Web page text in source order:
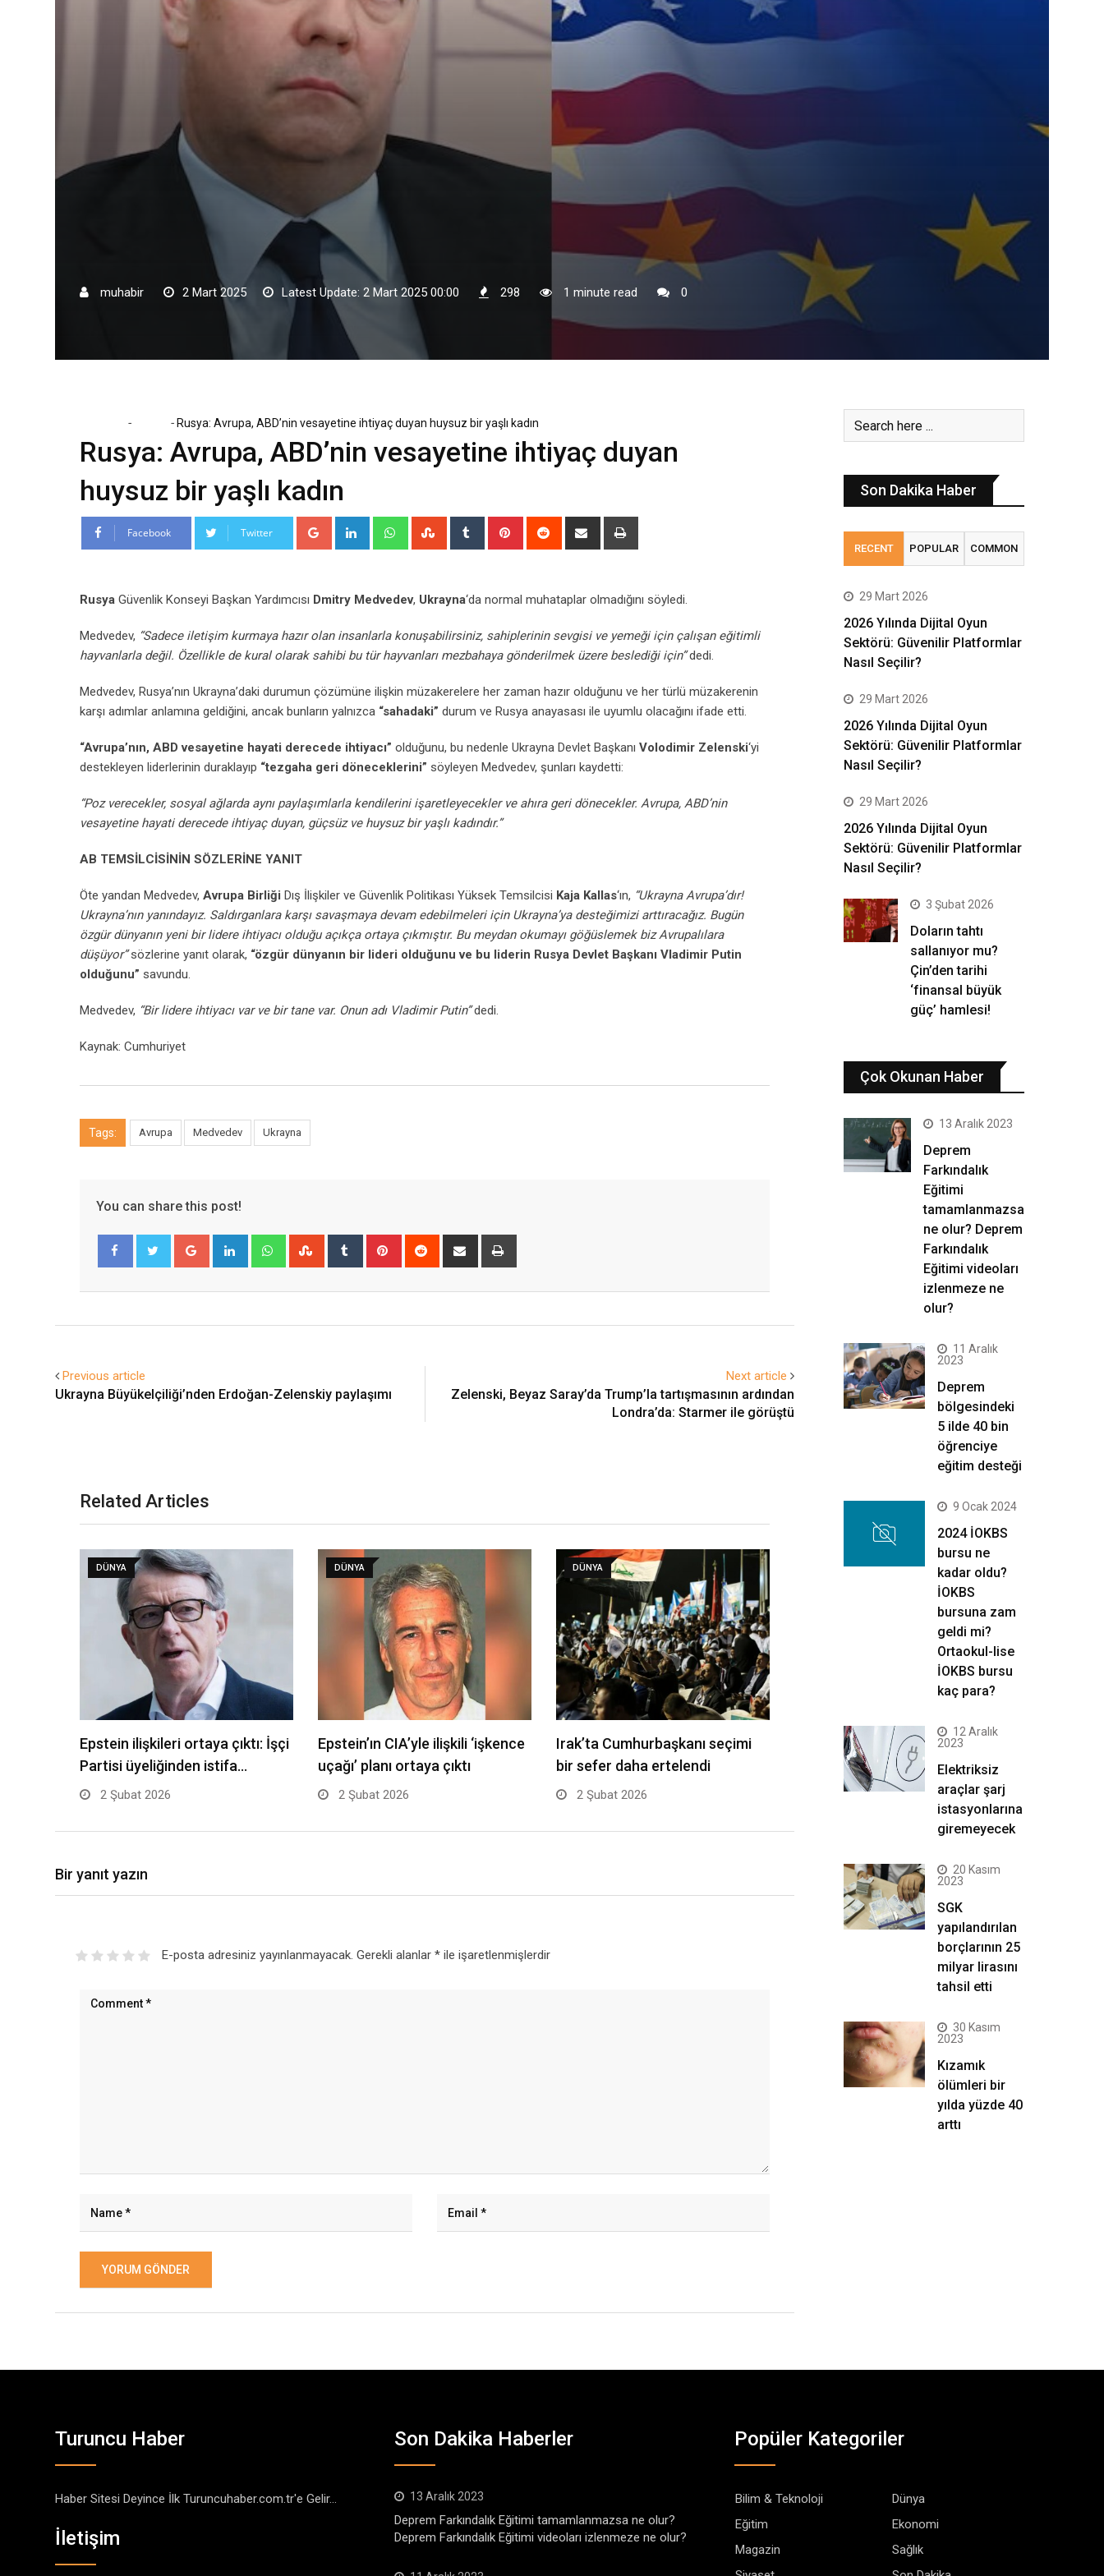
muhabir 2 Mart 2025 Latest Update: 2 Mart 2025 00:00 298 1 minute read 0
- - Rusya: Avrupa, ABD’nin vesayetine ihtiyaç duyan huysuz bir yaşlı kadın
Rusya: Avrupa, ABD’nin vesayetine ihtiyaç duyan
huysuz bir yaşlı kadın
Facebook Twitter Google+ LinkedIn WhatsappStumbleUpon
Tumblr Pinterest Reddit
Share
Rusya Güvenlik Konseyi Başkan Yardımcısı Dmitry Medvedev, Ukrayna‘da normal muhataplar olmadığını söyledi.
Medvedev, “Sadece iletişim kurmaya hazır olan insanlarla konuşabilirsiniz, sahiplerinin sevgisi ve yemeği için çalışan eğitimli
hayvanlarla değil. Özellikle de kural olarak sahibi bu tür hayvanları mezbahaya gönderilmek üzere beslediği için”dedi.
Medvedev, Rusya’nın Ukrayna’daki durumun çözümüne ilişkin müzakerelere her zaman hazır olduğunu ve her türlü müzakerenin
karşı adımlar anlamına geldiğini, ancak bunların yalnızca “sahadaki” durum ve Rusya anayasası ile uyumlu olacağını ifade etti.
“Avrupa’nın, ABD vesayetine hayati derecede ihtiyacı” olduğunu, bu nedenle Ukrayna Devlet Başkanı Volodimir Zelenski‘yi
destekleyen liderlerinin duraklayıp “tezgaha geri döneceklerini” söyleyen Medvedev, şunları kaydetti:
“Poz verecekler, sosyal ağlarda aynı paylaşımlarla kendilerini işaretleyecekler ve ahıra geri dönecekler. Avrupa, ABD’nin
vesayetine hayati derecede ihtiyaç duyan, güçsüz ve huysuz bir yaşlı kadındır.”
AB TEMSİLCİSİNİN SÖZLERİNE YANIT
Öte yandan Medvedev, Avrupa Birliği Dış İlişkiler ve Güvenlik Politikası Yüksek Temsilcisi Kaja Kallas‘ın, “Ukrayna Avrupa’dır!
Ukrayna’nın yanındayız. Saldırganlara karşı savaşmaya devam edebilmeleri için Ukrayna’ya desteğimizi arttıracağız. Bugün
özgür dünyanın yeni bir lidere ihtiyacı olduğu açıkça ortaya çıkmıştır. Bu meydan okumayı göğüslemek biz Avrupalılara
düşüyor”sözlerine yanıt olarak, “özgür dünyanın bir lideri olduğunu ve bu liderin Rusya Devlet Başkanı Vladimir Putin
olduğunu” savundu.
Medvedev, “Bir lidere ihtiyacı var ve bir tane var. Onun adı Vladimir Putin”dedi.
Kaynak: Cumhuriyet
Tags: Avrupa Medvedev Ukrayna
You can share this post!
Google+ LinkedIn WhatsappStumbleUpon
Tumblr Pinterest Reddit
Share
Previous article
Ukrayna Büyükelçiliği’nden Erdoğan-Zelenskiy paylaşımı
Next article
Zelenski, Beyaz Saray’da Trump’la tartışmasının ardından
Londra’da: Starmer ile görüştü
Related Articles
DÜNYA
Epstein ilişkileri ortaya çıktı: İşçi
Partisi üyeliğinden istifa…
2 Şubat 2026
DÜNYA
Epstein’ın CIA’yle ilişkili ‘işkence
uçağı’ planı ortaya çıktı
2 Şubat 2026
DÜNYA
Irak’ta Cumhurbaşkanı seçimi
bir sefer daha ertelendi
2 Şubat 2026
Bir yanıt yazın
E-posta adresiniz yayınlanmayacak. Gerekli alanlar *ile işaretlenmişlerdir
Son Dakika Haber
RECENT POPULAR COMMON
29 Mart 2026
2026 Yılında Dijital Oyun
Sektörü: Güvenilir Platformlar
Nasıl Seçilir?
29 Mart 2026
2026 Yılında Dijital Oyun
Sektörü: Güvenilir Platformlar
Nasıl Seçilir?
29 Mart 2026
2026 Yılında Dijital Oyun
Sektörü: Güvenilir Platformlar
Nasıl Seçilir?
3 Şubat 2026
Doların tahtı
sallanıyor mu?
Çin’den tarihi
‘finansal büyük
güç’ hamlesi!
Çok Okunan Haber
13 Aralık 2023
Deprem
Farkındalık
Eğitimi
tamamlanmazsa
ne olur? Deprem
Farkındalık
Eğitimi videoları
izlenmeze ne
olur?
11 Aralık
2023
Deprem
bölgesindeki
5 ilde 40 bin
öğrenciye
eğitim desteği
9 Ocak 2024
2024 İOKBS
bursu ne
kadar oldu?
İOKBS
bursuna zam
geldi mi?
Ortaokul-lise
İOKBS bursu
kaç para?
12 Aralık
2023
Elektriksiz
araçlar şarj
istasyonlarına
giremeyecek
20 Kasım
2023
SGK
yapılandırılan
borçlarının 25
milyar lirasını
tahsil etti
30 Kasım
2023
Kızamık
ölümleri bir
yılda yüzde 40
arttı
Turuncu Haber
Haber Sitesi Deyince İlk Turuncuhaber.com.tr'e Gelir...
İletişim
Son Dakika Haberler
13 Aralık 2023
Deprem Farkındalık Eğitimi tamamlanmazsa ne olur?
Deprem Farkındalık Eğitimi videoları izlenmeze ne olur?
Popüler Kategoriler
Bilim & Teknoloji
Dünya
Eğitim
Ekonomi
Magazin
Sağlık